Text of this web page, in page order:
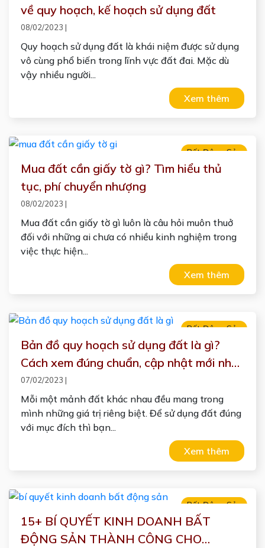
về quy hoạch, kế hoạch sử dụng đất
08/02/2023 |
Quy hoạch sử dụng đất là khái niệm được sử dụng
vô cùng phổ biến trong lĩnh vực đất đai. Mặc dù
vậy nhiều người...
Xem thêm
Bất Động Sản
Mua đất cần giấy tờ gì? Tìm hiểu thủ
tục, phí chuyển nhượng
08/02/2023 |
Mua đất cần giấy tờ gì luôn là câu hỏi muôn thuở
đối với những ai chưa có nhiều kinh nghiệm trong
việc thực hiện...
Xem thêm
Bất Động Sản
Bản đồ quy hoạch sử dụng đất là gì?
Cách xem đúng chuẩn, cập nhật mới nhất
2023
07/02/2023 |
Mỗi một mảnh đất khác nhau đều mang trong
mình những giá trị riêng biệt. Để sử dụng đất đúng
với mục đích thì bạn...
Xem thêm
Bất Động Sản
15+ BÍ QUYẾT KINH DOANH BẤT
ĐỘNG SẢN THÀNH CÔNG CHO